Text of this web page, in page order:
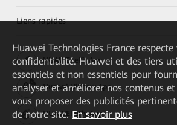
Liens rapides
HUAWEI eKit App
Huawei HiKnow App
HUAWEI eFly App
Huawei Technologies France
confidentialité. Huawei et des tiers
essentiels et non essentiels pour
analyser et améliorer nos contenus
vous proposer des publicités
de notre site. En savoir plus